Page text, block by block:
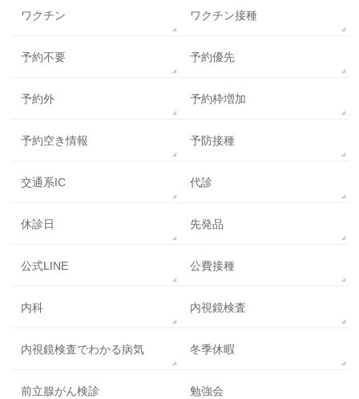
ワクチン ワクチン接種
予約不要 予約優先
予約外 予約枠増加
予約空き情報 予防接種
交通系IC 代診
休診日 先発品
公式LINE 公費接種
内科 内視鏡検査
内視鏡検査でわかる病気 冬季休暇
前立腺がん検診 勉強会